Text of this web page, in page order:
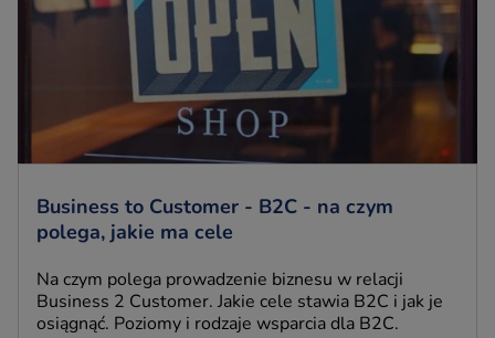
Business to Customer - B2C - na czym
polega, jakie ma cele
Na czym polega prowadzenie biznesu w relacji
Business 2 Customer. Jakie cele stawia B2C i jak je
osiągnąć. Poziomy i rodzaje wsparcia dla B2C.